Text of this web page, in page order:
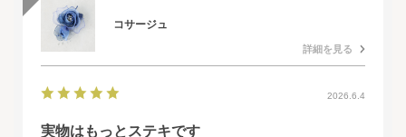
コサージュ
詳細を見る
2026.6.4
実物はもっとステキです